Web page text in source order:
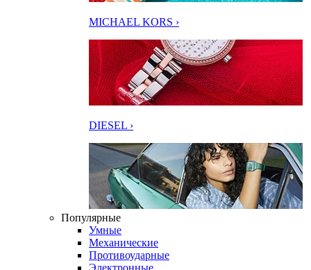
MICHAEL KORS ›
DIESEL ›
Популярные
Умные
Механические
Противоударные
Электронные